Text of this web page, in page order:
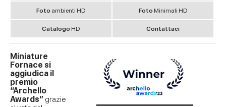
Foto ambienti HD Foto Minimali HD
Catalogo HD Contattaci
Miniature
Fornace si
aggiudica il
premio
“Archello
Awards” grazie